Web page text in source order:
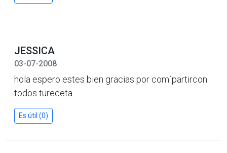
JESSICA
03-07-2008
hola espero estes bien gracias por com`partircon
todos tureceta
Es útil (0)